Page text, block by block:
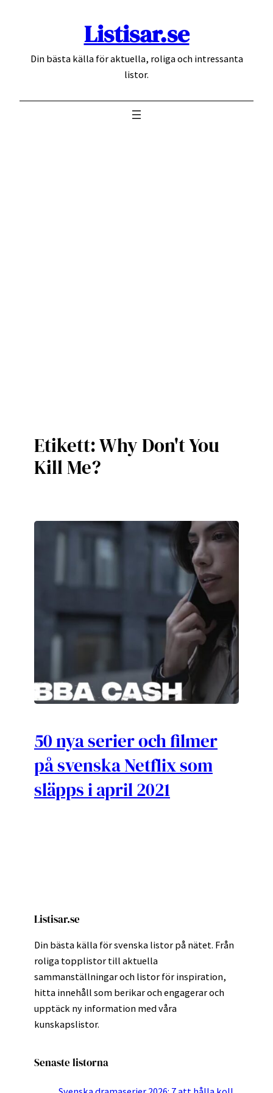
Listisar.se
Din bästa källa för aktuella, roliga och intressanta
listor.
Etikett:Why Don't You
Kill Me?
50 nya serier och filmer
på svenska Netflix som
släpps i april 2021
Listisar.se
Din bästa källa för svenska listor på nätet. Från
roliga topplistor till aktuella
sammanställningar och listor för inspiration,
hitta innehåll som berikar och engagerar och
upptäck ny information med våra
kunskapslistor.
Senaste listorna